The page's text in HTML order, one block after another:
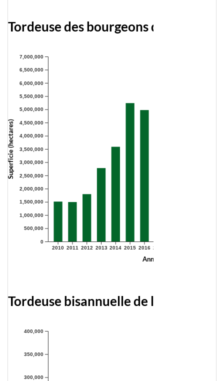
Tordeuse des bourgeons de l'épinette
2010 2011 2012 2013 2014 2015 2016 2017
Année
0
500,000
1,000,000
1,500,000
2,000,000
2,500,000
3,000,000
3,500,000
4,000,000
4,500,000
5,000,000
5,500,000
6,000,000
6,500,000
7,000,000
Superficie (hectares)
Tordeuse bisannuelle de l’épinette
300,000
350,000
400,000